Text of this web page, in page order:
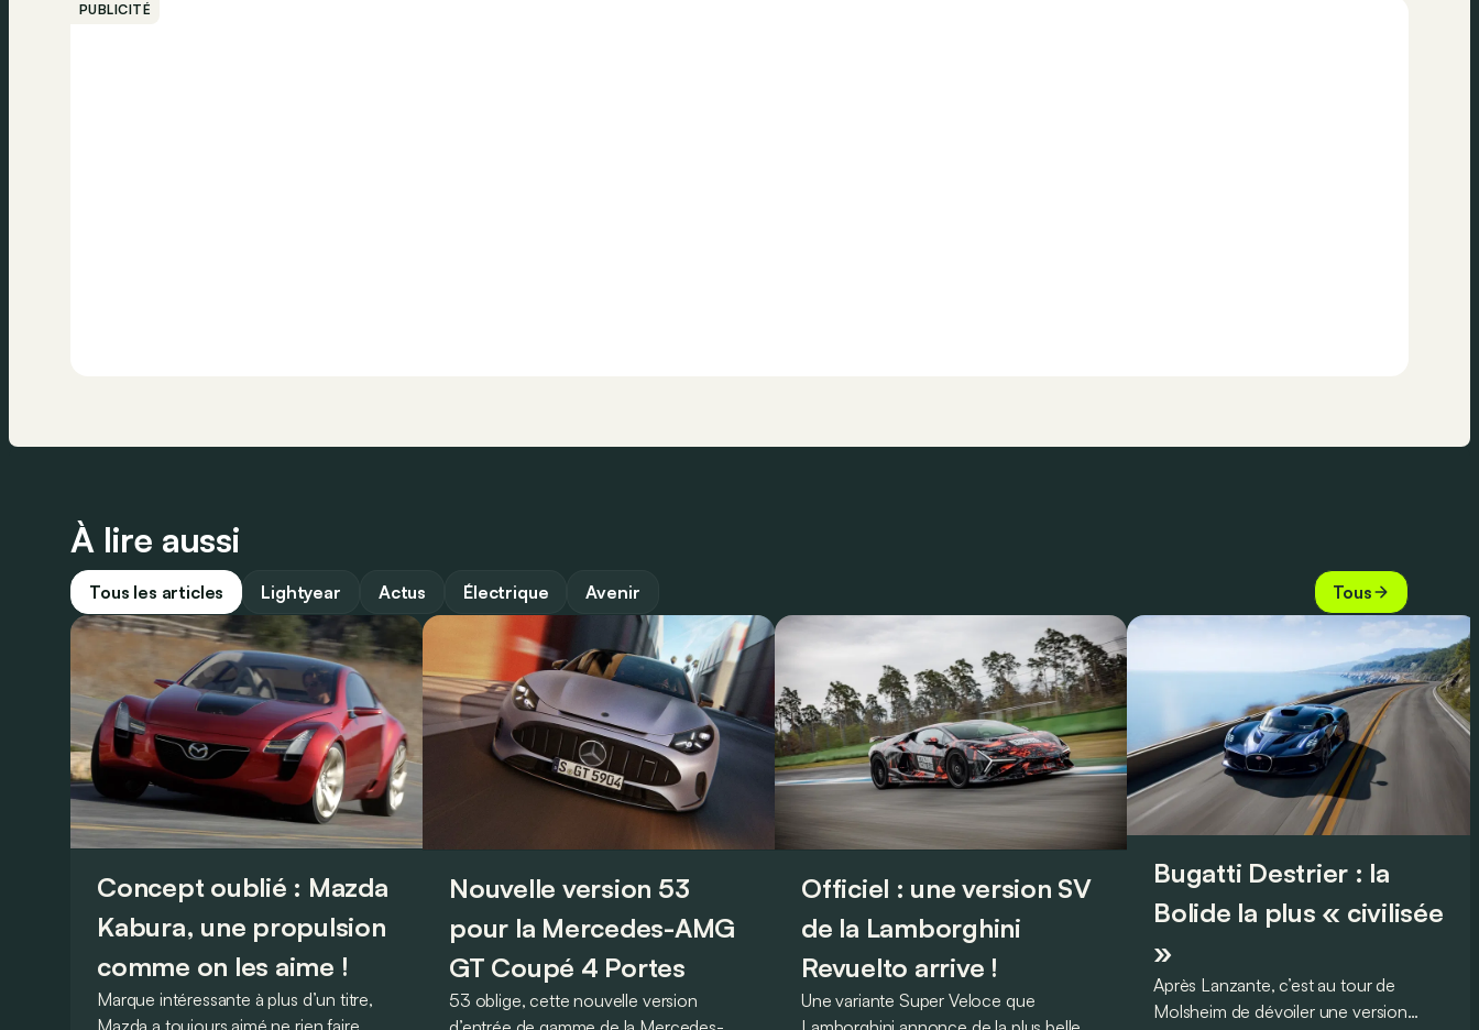
PUBLICITÉ
À lire aussi
Tous les articles Lightyear Actus Électrique Avenir Tous
Concept oublié : Mazda
Kabura, une propulsion
comme on les aime !
Marque intéressante à plus d’un titre,
Mazda a toujours aimé ne rien faire
Nouvelle version 53
pour la Mercedes-AMG
GT Coupé 4 Portes
53 oblige, cette nouvelle version
Officiel : une version SV
de la Lamborghini
Revuelto arrive !
Une variante Super Veloce que
Bugatti Destrier : la
Bolide la plus « civilisée
»
Après Lanzante, c’est au tour de
Molsheim de dévoiler une version